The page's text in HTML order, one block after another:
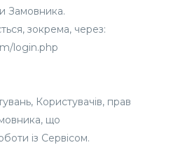
Замовника.
зокрема, через:
login.php
Користувачів, прав
що
із Сервісом.